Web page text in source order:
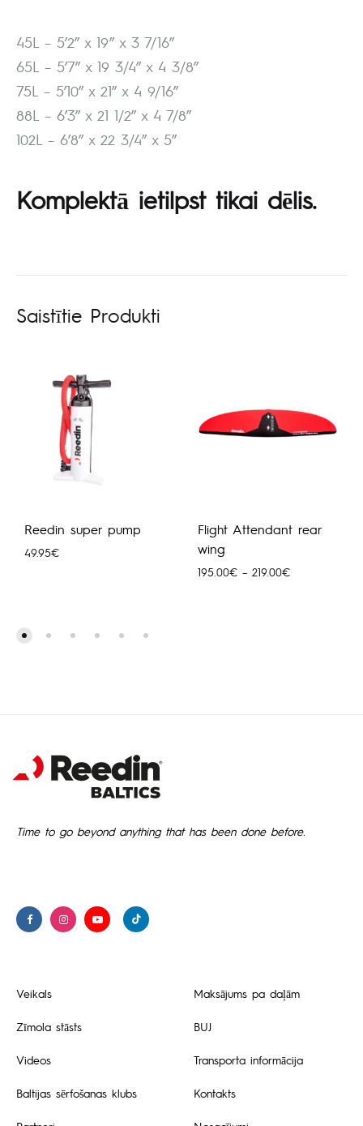
45L – 5’2” x 19” x 3 7/16”
65L – 5’7” x 19 3/4” x 4 3/8”
75L – 5’10” x 21” x 4 9/16”
88L – 6’3” x 21 1/2” x 4 7/8”
102L – 6’8” x 22 3/4” x 5”
Komplektā ietilpst tikai dēlis.
Saistītie Produkti
Reedin super pump
49.95€
Flight Attendant rear
wing
195.00€ – 219.00€Price
Time to go beyond anything that has been done before.
Veikals
Zīmola stāsts
Videos
Baltijas sērfošanas klubs
Maksājums pa daļām
BUJ
Transporta informācija
Kontakts